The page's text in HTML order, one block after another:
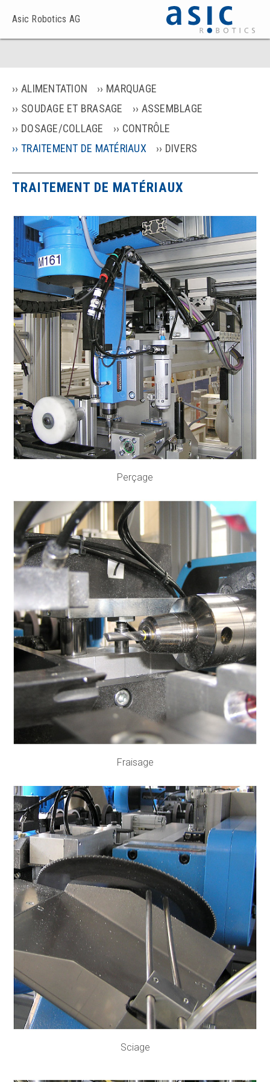
Asic Robotics AG
ALIMENTATION
MARQUAGE
SOUDAGE ET BRASAGE
ASSEMBLAGE
DOSAGE/COLLAGE
CONTRÔLE
TRAITEMENT DE MATÉRIAUX
DIVERS
TRAITEMENT DE MATÉRIAUX
Perçage
Fraisage
Sciage